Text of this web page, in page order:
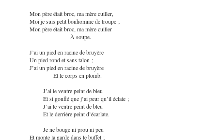
Mon père était broc, ma mère cuiller,
Moi je suis petit bonhomme de troupe ;
Mon père était broc, ma mère cuiller
À soupe.
J’ai un pied en racine de bruyère
Un pied rond et sans talon ;
J’ai un pied en racine de bruyère
Et le corps en plomb.
J’ai le ventre peint de bleu
Et si gonflé que j’ai peur qu’il éclate ;
J’ai le ventre peint de bleu
Et le derrière peint d’écarlate.
Je ne bouge ni prou ni peu
Et monte la garde dans le buffet ;